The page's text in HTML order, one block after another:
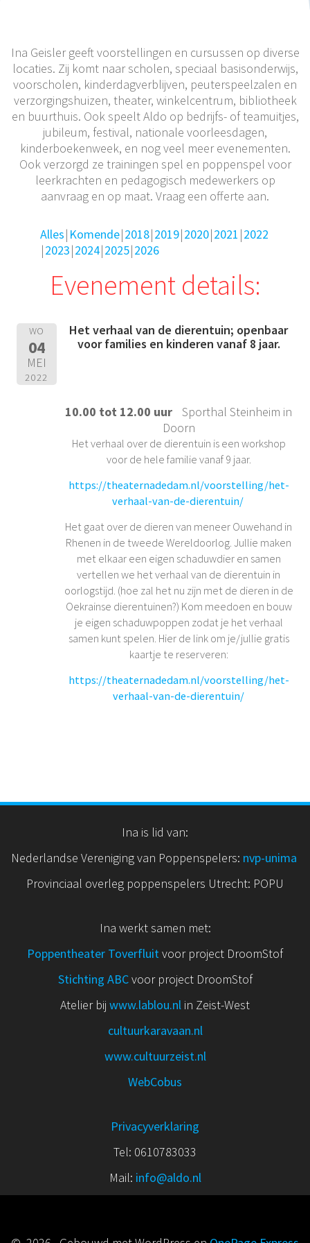
Ina Geisler geeft voorstellingen en cursussen op diverse
locaties. Zij komt naar scholen, speciaal basisonderwijs,
voorscholen, kinderdagverblijven, peuterspeelzalen en
verzorgingshuizen, theater, winkelcentrum, bibliotheek
en buurthuis. Ook speelt Aldo op bedrijfs- of teamuitjes,
jubileum, festival, nationale voorleesdagen,
kinderboekenweek, en nog veel meer evenementen.
Ook verzorgd ze trainingen spel en poppenspel voor
leerkrachten en pedagogisch medewerkers op
aanvraag en op maat. Vraag een offerte aan.
Alles Komende 2018 2019 2020 2021 2022
2023 2024 2025 2026
Evenement details:
WO
04
MEI
2022
Het verhaal van de dierentuin; openbaar
voor families en kinderen vanaf 8 jaar.
10.00 tot 12.00 uur
Sporthal Steinheim in
Doorn
Het verhaal over de dierentuin is een workshop
voor de hele familie vanaf 9 jaar.
https://theaternadedam.nl/voorstelling/het-
verhaal-van-de-dierentuin/
Het gaat over de dieren van meneer Ouwehand in
Rhenen in de tweede Wereldoorlog. Jullie maken
met elkaar een eigen schaduwdier en samen
vertellen we het verhaal van de dierentuin in
oorlogstijd. (hoe zal het nu zijn met de dieren in de
Oekrainse dierentuinen?) Kom meedoen en bouw
je eigen schaduwpoppen zodat je het verhaal
samen kunt spelen. Hier de link om je/jullie gratis
kaartje te reserveren:
https://theaternadedam.nl/voorstelling/het-
verhaal-van-de-dierentuin/
Ina is lid van:
Nederlandse Vereniging van Poppenspelers: nvp-unima
Provinciaal overleg poppenspelers Utrecht: POPU
Ina werkt samen met:
Poppentheater Toverfluitvoor project DroomStof
Stichting ABCvoor project DroomStof
Atelier bij www.lablou.nl in Zeist-West
cultuurkaravaan.nl
www.cultuurzeist.nl
WebCobus
Privacyverklaring
Tel: 0610783033
Mail: info@aldo.nl